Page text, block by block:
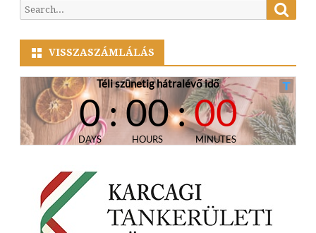
Search
VISSZASZÁMLÁLÁS